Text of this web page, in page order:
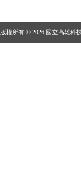
版權所有 © 2026 國立高雄科